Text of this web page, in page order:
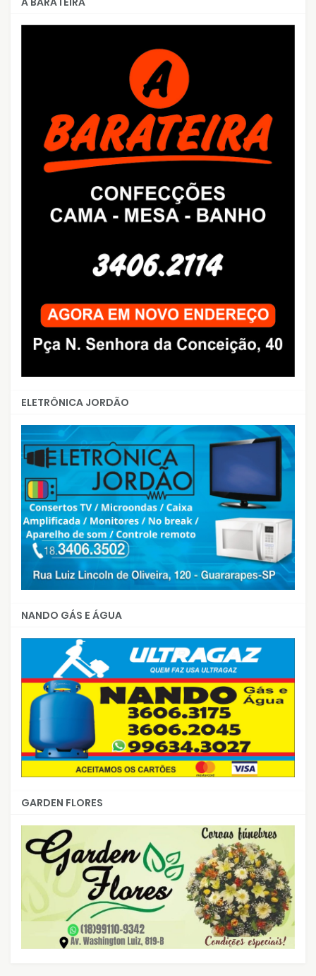
ELETRÔNICA JORDÃO
NANDO GÁS E ÁGUA
GARDEN FLORES